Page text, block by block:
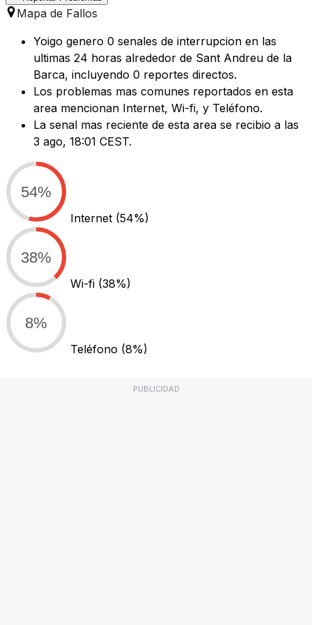
Mapa de Fallos
Yoigo genero 0 senales de interrupcion en las
ultimas 24 horas alrededor de Sant Andreu de la
Barca, incluyendo 0 reportes directos.
Los problemas mas comunes reportados en esta
area mencionan Internet, Wi-fi, y Teléfono.
La senal mas reciente de esta area se recibio a las
3 ago, 18:01 CEST.
54%
Internet (54%)
38%
Wi-fi (38%)
8%
Teléfono (8%)
PUBLICIDAD